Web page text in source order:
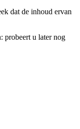
dat de inhoud ervan
probeert u later nog